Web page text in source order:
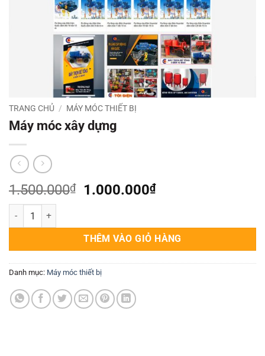
TRANG CHỦ / MÁY MÓC THIẾT BỊ
Máy móc xây dựng
1.500.000₫
Giá
1.500.000₫.
1.000.000₫Giá
là:
1.000.000₫.
Máy móc xây dựng số lượng
THÊM VÀO GIỎ HÀNG
Danh mục: Máy móc thiết bị